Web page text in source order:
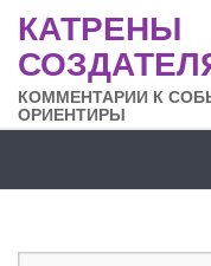
КАТРЕНЫ
КОММЕНТАРИИ К
ОРИЕНТИРЫ